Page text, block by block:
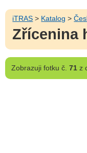
iTRAS > Katalog >
Zřícenina
Zobrazujifotku č. 71z